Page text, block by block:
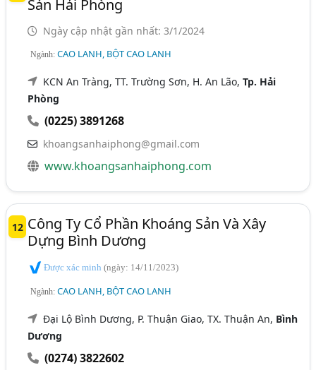
Sản Hải Phòng
Ngày cập nhật gần nhất: 3/1/2024
Ngành:CAO LANH, BỘT CAO LANH
KCN An Tràng, TT. Trường Sơn, H. An Lão,Tp. Hải
Phòng
(0225) 3891268
khoangsanhaiphong@gmail.com
www.khoangsanhaiphong.com
12 Công Ty Cổ Phần Khoáng Sản Và Xây
Dựng Bình Dương
Được xác minh(ngày: 14/11/2023)
Ngành:CAO LANH, BỘT CAO LANH
Đại Lộ Bình Dương, P. Thuận Giao, TX. Thuận An, Bình
Dương
(0274) 3822602